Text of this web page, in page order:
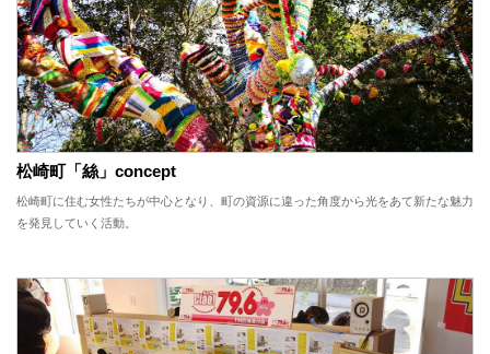
松崎町「絲」concept
松崎町に住む女性たちが中心となり、町の資源に違った角度から光をあて新たな魅力
を発見していく活動。